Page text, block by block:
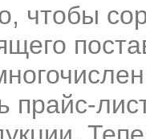
чтобы
прайс-